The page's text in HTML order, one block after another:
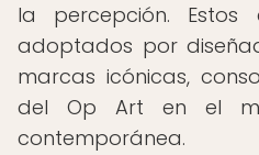
la percepción. Estos
adoptados por
marcas icónicas,
del Op Art en el
contemporánea.